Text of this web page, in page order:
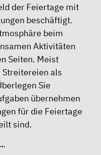
der Feiertage mit
beschäftigt.
beim
Aktivitäten
Seiten. Meist
Streitereien als
Sie
übernehmen
für die Feiertage
sind.
.